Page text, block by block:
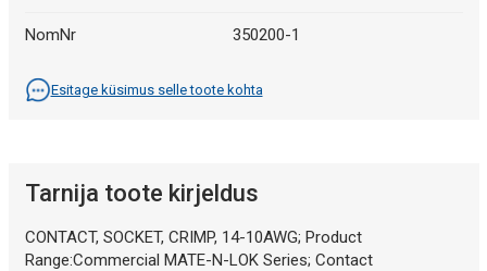
NomNr 350200-1
Esitage küsimus selle toote kohta
Tarnija toote kirjeldus
CONTACT, SOCKET, CRIMP, 14-10AWG; Product
Range:Commercial MATE-N-LOK Series; Contact